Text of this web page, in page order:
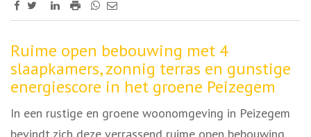
Omschrijving
Ruime open bebouwing met 4
slaapkamers, zonnig terras en gunstige
energiescore in het groene Peizegem
In een rustige en groene woonomgeving in Peizegem
bevindt zich deze verrassend ruime open bebouwing